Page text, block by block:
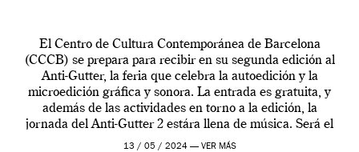
El Centro de Cultura Contemporánea de Barcelona
(CCCB) se prepara para recibir en su segunda edición al
Anti-Gutter, la feria que celebra la autoedición y la
microedición gráfica y sonora. La entrada es gratuita, y
además de las actividades en torno a la edición, la
jornada del Anti-Gutter 2 estára llena de música. Será el
[…]
13 / 05 / 2024 — VER MÁS